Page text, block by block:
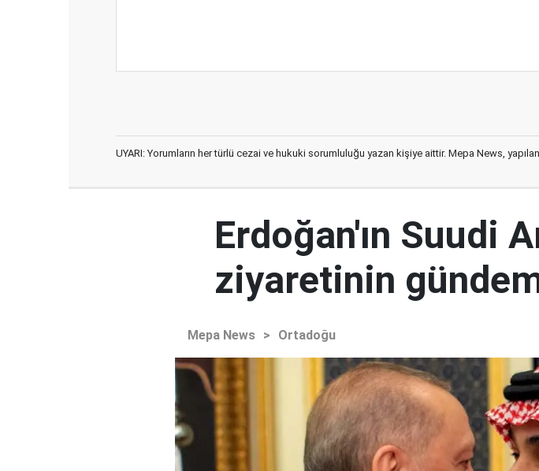
UYARI: Yorumların her türlü cezai ve hukuki sorumluluğu yazan kişiye aittir. Mepa News,
Erdoğan'ın Suudi
ziyaretinin
Mepa News > Ortadoğu